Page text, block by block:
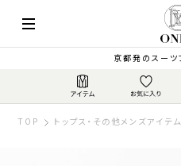
京都発のスーツ
TOP トップス・その他メンズアイテム